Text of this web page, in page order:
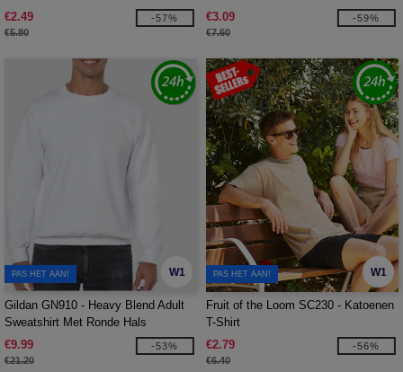
€2.49
€5.80
-57%
€3.09
€7.60
-59%
W1
PAS HET AAN!
Gildan GN910 - Heavy Blend Adult
Sweatshirt Met Ronde Hals
€9.99
€21.20
-53%
W1
PAS HET AAN!
Fruit of the Loom SC230 - Katoenen
T-Shirt
€2.79
€6.40
-56%